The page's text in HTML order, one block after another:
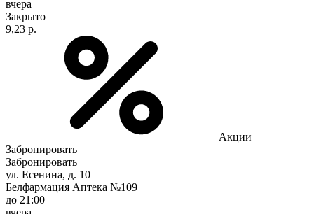
вчера
Закрыто
9,23 р.
Акции
Забронировать
Забронировать
ул. Есенина, д. 10
Белфармация Аптека №109
до 21:00